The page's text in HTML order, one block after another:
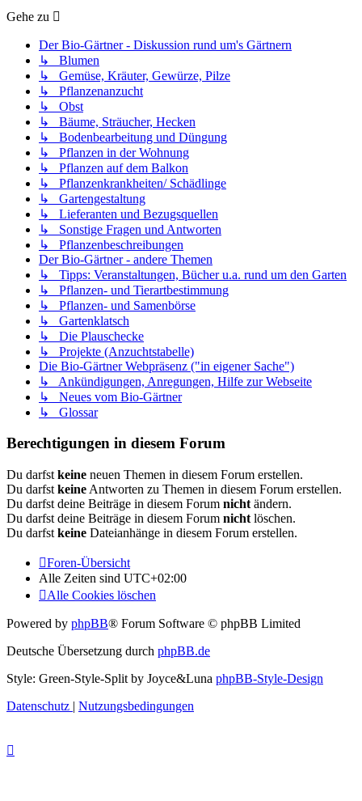
Gehe zu
Der Bio-Gärtner - Diskussion rund um's Gärtnern
↳ Blumen
↳ Gemüse, Kräuter, Gewürze, Pilze
↳ Pflanzenanzucht
↳ Obst
↳ Bäume, Sträucher, Hecken
↳ Bodenbearbeitung und Düngung
↳ Pflanzen in der Wohnung
↳ Pflanzen auf dem Balkon
↳ Pflanzenkrankheiten/ Schädlinge
↳ Gartengestaltung
↳ Lieferanten und Bezugsquellen
↳ Sonstige Fragen und Antworten
↳ Pflanzenbeschreibungen
Der Bio-Gärtner - andere Themen
↳ Tipps: Veranstaltungen, Bücher u.a. rund um den Garten
↳ Pflanzen- und Tierartbestimmung
↳ Pflanzen- und Samenbörse
↳ Gartenklatsch
↳ Die Plauschecke
↳ Projekte (Anzuchtstabelle)
Die Bio-Gärtner Webpräsenz ("in eigener Sache")
↳ Ankündigungen, Anregungen, Hilfe zur Webseite
↳ Neues vom Bio-Gärtner
↳ Glossar
Berechtigungen in diesem Forum
Du darfst keine neuen Themen in diesem Forum erstellen.
Du darfst keine Antworten zu Themen in diesem Forum erstellen.
Du darfst deine Beiträge in diesem Forum nicht ändern.
Du darfst deine Beiträge in diesem Forum nicht löschen.
Du darfst keine Dateianhänge in diesem Forum erstellen.
Foren-Übersicht
Alle Zeiten sind UTC+02:00
Alle Cookies löschen
Powered by phpBB® Forum Software © phpBB Limited
Deutsche Übersetzung durch phpBB.de
Style: Green-Style-Split by Joyce&Luna phpBB-Style-Design
Datenschutz | Nutzungsbedingungen